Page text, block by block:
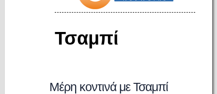
Τσαμπί
Μέρη κοντινά με Τσαμπί